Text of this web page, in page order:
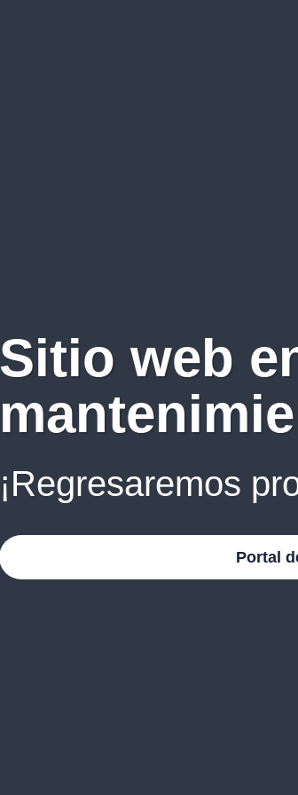
Sitio web
¡Regresaremos
Portal